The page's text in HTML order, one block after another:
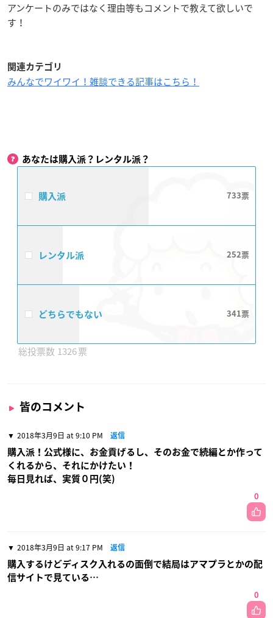
アンケートのみではなく理由等もコメントで教えて欲しいで
す！
関連カテゴリ
みんなでワイワイ！雑談できる記事はこちら！
あなたは購入派？レンタル派？
購入派 733
レンタル派 252
どちらでもない 341
1326
皆のコメント
2018年3月9日 at 9:10 PM 返信
購入派！公式様に、お金貢げるし、そのお金で続編とか作って
くれるから、それにかけたい！
毎日見れば、実質０円(笑)
0
2018年3月9日 at 9:17 PM 返信
購入するけどディスク入れるの面倒で結局はアマプラとかの配
信サイトで見ている…
0